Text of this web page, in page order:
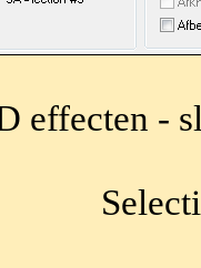
effecten -